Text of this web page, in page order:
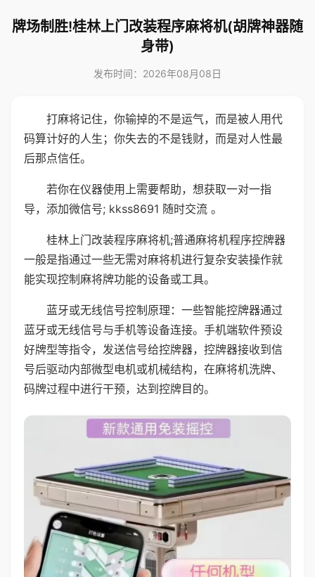
牌场制胜!桂林上门改装程序麻将机(胡牌神器随
身带)
发布时间：2026年08月08日
打麻将记住，你输掉的不是运气，而是被人用代
码算计好的人生；你失去的不是钱财，而是对人性最
后那点信任。
若你在仪器使用上需要帮助，想获取一对一指
导，添加微信号; kkss8691 随时交流 。
桂林上门改装程序麻将机;普通麻将机程序控牌器
一般是指通过一些无需对麻将机进行复杂安装操作就
能实现控制麻将牌功能的设备或工具。
蓝牙或无线信号控制原理：一些智能控牌器通过
蓝牙或无线信号与手机等设备连接。手机端软件预设
好牌型等指令，发送信号给控牌器，控牌器接收到信
号后驱动内部微型电机或机械结构，在麻将机洗牌、
码牌过程中进行干预，达到控牌目的。